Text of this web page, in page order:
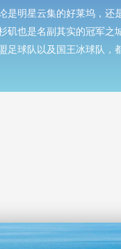
明星云集的好莱坞，还
也是名副其实的冠军之
球队以及国王冰球队，